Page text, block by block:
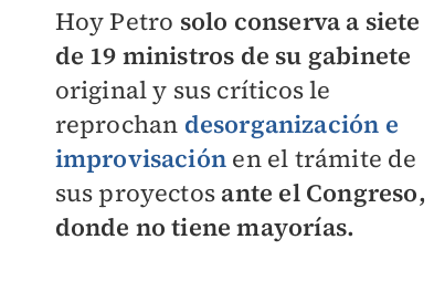
Hoy Petro solo conserva a siete
de 19 ministros de su gabinete
original y sus críticos le
reprochan desorganización e
improvisación en el trámite de
sus proyectos ante el Congreso,
donde no tiene mayorías.